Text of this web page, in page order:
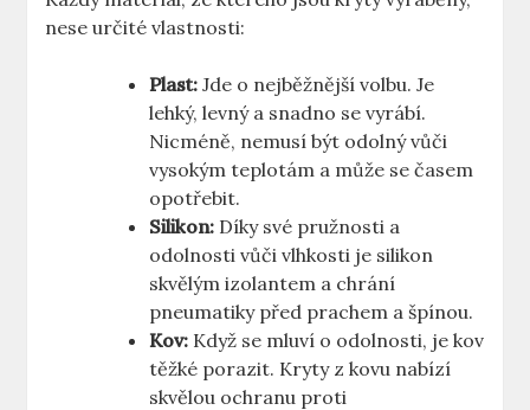
nese určité vlastnosti:
Plast: Jde o nejběžnější volbu. Je
lehký, levný a snadno se vyrábí.
Nicméně, nemusí být odolný vůči
vysokým teplotám a může se časem
opotřebit.
Silikon: Díky své pružnosti a
odolnosti vůči vlhkosti je silikon
skvělým izolantem a chrání
pneumatiky před prachem a špínou.
Kov: Když se mluví o odolnosti, je kov
těžké porazit. Kryty z kovu nabízí
skvělou ochranu proti